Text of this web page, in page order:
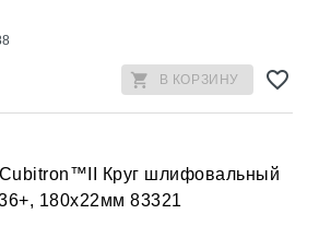
В КОРЗИНУ
Круг шлифовальный
180x22мм 83321